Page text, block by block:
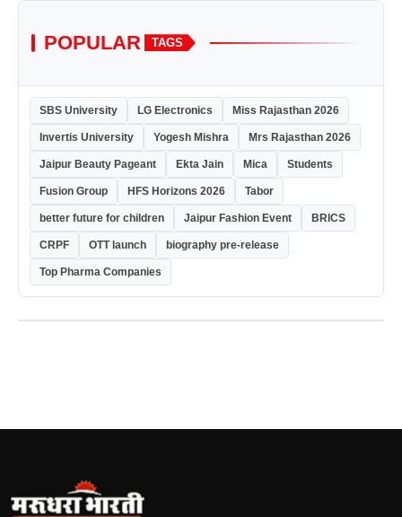
POPULAR TAGS
SBS University LG Electronics Miss Rajasthan 2026
Invertis University Yogesh Mishra Mrs Rajasthan 2026
Jaipur Beauty Pageant Ekta Jain Mica Students
Fusion Group HFS Horizons 2026 Tabor
better future for children Jaipur Fashion Event BRICS
CRPF OTT launch biography pre-release
Top Pharma Companies